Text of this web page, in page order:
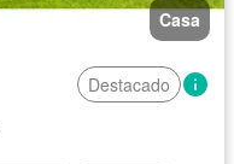
Casa
Destacado